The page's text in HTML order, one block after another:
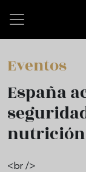
Eventos
España
nutrición
<br />